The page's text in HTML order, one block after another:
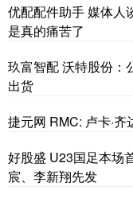
优配配件助手 媒体人
是真的痛苦了
玖富智配 沃特股份：
出货
捷元网 RMC: 卢卡·
好股盛 U23国足本场
宸、李新翔先发